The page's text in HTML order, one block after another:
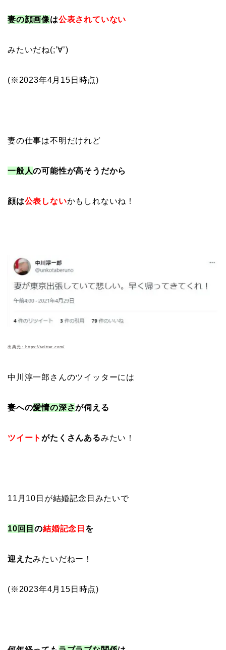
妻の顔画像は公表されていない
みたいだね(;’∀’)
(※2023年4月15日時点)
妻の仕事は不明だけれど
一般人の可能性が高そうだから
顔は公表しないかもしれないね！
出典元：https://twitter.com/
中川淳一郎さんのツイッターには
妻への愛情の深さが伺える
ツイートがたくさんあるみたい！
11月10日が結婚記念日みたいで
10回目の結婚記念日 を
迎えたみたいだねー！
(※2023年4月15日時点)